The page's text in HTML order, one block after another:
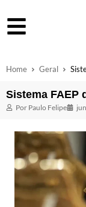
Home Geral
Sistema FAEP
Por Paulo Felipe